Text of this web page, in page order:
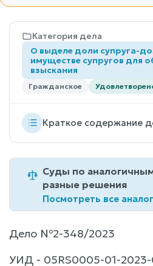
Категория дела
О выделе доли супруга-
имуществе супругов для
взыскания
Гражданское
Краткое содержание
Суды по
разные решения
Посмотреть все
Дело №2-348/2023
УИД - 05RS0005-01-